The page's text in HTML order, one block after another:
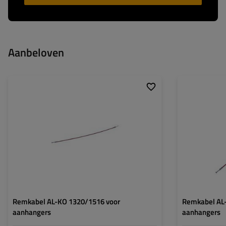
Aanbeloven
Remkabel AL-KO 1320/1516 voor
aanhangers
Remkabel
aanhangers